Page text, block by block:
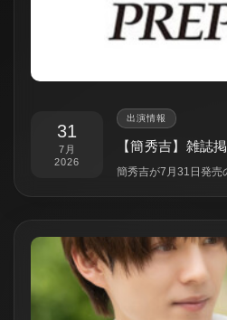
31
7月
2026
出演情報
【簡秀吉】雑誌
簡秀吉が7月31日発売